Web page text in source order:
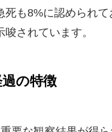
死も8%に認められ
されています。
の特徴